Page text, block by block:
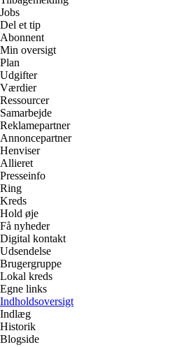
Jobs
Del et tip
Abonnent
Min oversigt
Plan
Udgifter
Værdier
Ressourcer
Samarbejde
Reklamepartner
Annoncepartner
Henviser
Allieret
Presseinfo
Ring
Kreds
Hold øje
Få nyheder
Digital kontakt
Udsendelse
Brugergruppe
Lokal kreds
Egne links
Indholdsoversigt
Indlæg
Historik
Blogside